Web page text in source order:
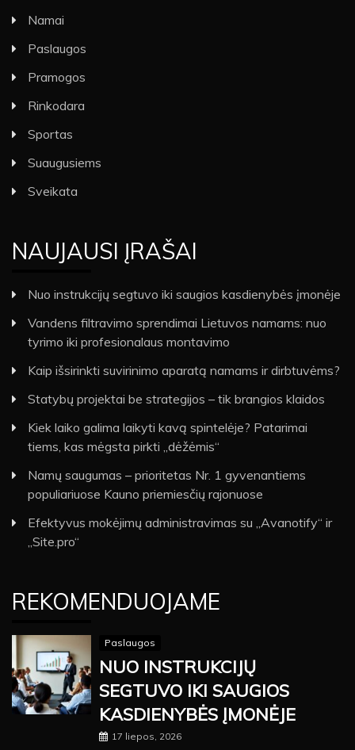
Namai
Paslaugos
Pramogos
Rinkodara
Sportas
Suaugusiems
Sveikata
NAUJAUSI ĮRAŠAI
Nuo instrukcijų segtuvo iki saugios kasdienybės įmonėje
Vandens filtravimo sprendimai Lietuvos namams: nuo
tyrimo iki profesionalaus montavimo
Kaip išsirinkti suvirinimo aparatą namams ir dirbtuvėms?
Statybų projektai be strategijos – tik brangios klaidos
Kiek laiko galima laikyti kavą spintelėje? Patarimai
tiems, kas mėgsta pirkti „dėžėmis“
Namų saugumas – prioritetas Nr. 1 gyvenantiems
populiariuose Kauno priemiesčių rajonuose
Efektyvus mokėjimų administravimas su „Avanotify“ ir
„Site.pro“
REKOMENDUOJAME
Paslaugos
NUO INSTRUKCIJŲ
SEGTUVO IKI SAUGIOS
KASDIENYBĖS ĮMONĖJE
17 liepos, 2026